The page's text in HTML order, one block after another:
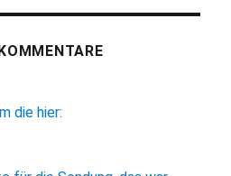
die hier: